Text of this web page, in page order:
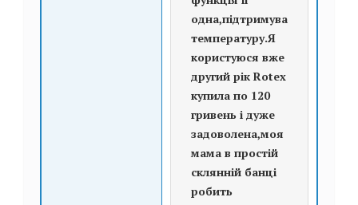
одна,підтримувати
температуру.Я
користуюся вже
другий рік Rotex
купила по 120
гривень і дуже
задоволена,моя
мама в простій
склянній банці
робить